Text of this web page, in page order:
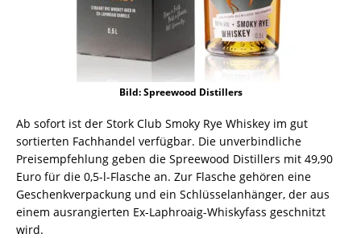
Bild: Spreewood Distillers
Ab sofort ist der Stork Club Smoky Rye Whiskey im gut
sortierten Fachhandel verfügbar. Die unverbindliche
Preisempfehlung geben die Spreewood Distillers mit 49,90
Euro für die 0,5-l-Flasche an. Zur Flasche gehören eine
Geschenkverpackung und ein Schlüsselanhänger, der aus
einem ausrangierten Ex-Laphroaig-Whiskyfass geschnitzt
wird.